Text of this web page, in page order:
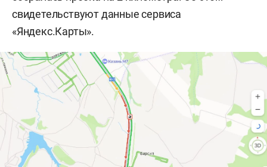
свидетельствуют данные сервиса
«Яндекс.Карты».